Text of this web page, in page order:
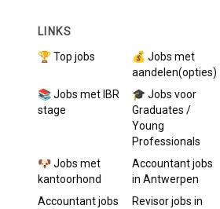
LINKS
🏆 Top jobs
💰 Jobs met
aandelen(opties)
📚 Jobs met IBR
stage
🎓 Jobs voor
Graduates /
Young
Professionals
🐶 Jobs met
kantoorhond
Accountantjobs
in Antwerpen
Accountantjobs
Revisorjobs in